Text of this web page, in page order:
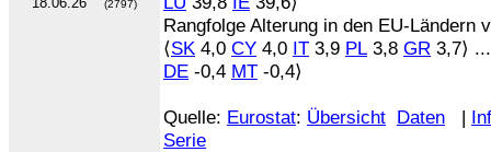
(2797)
Rangfolge Alterung in den EU-Ländern
⟨SK 4,0 CY 4,0 IT 3,9 PL 3,8 GR 3,7⟩
DE -0,4 MT -0,4⟩
Quelle: Eurostat: Übersicht Daten |
Serie